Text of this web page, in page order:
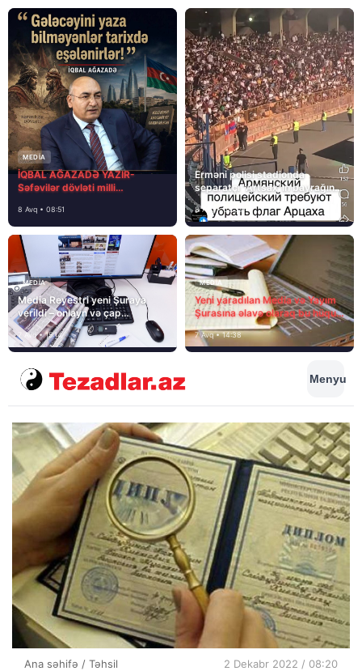
MEDİA
İQBAL AĞAZADƏ YAZIR-
Səfəvilər dövləti milli
8 Avq • 08:51
Erməni polisi stadionda
separatçı “Artsax”ın bayrağını
müsadirə etdi və…
8 Avq • 08:39
MEDİA
Media Reyestri yeni Şuraya
verildi – onlayn və çap
mediasını nə gözləyir?
7 Avq • 15:14
MEDİA
Yeni yaradılan Media və Yayım
Şurasına əlavə olaraq bu hüquq
və vəzifələr də verilib
7 Avq • 14:38
Menyu
Ana səhifə / Təhsil 2 Dekabr 2022 / 08:20